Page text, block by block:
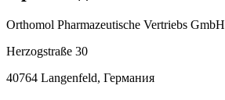
Orthomol Pharmazeutische Vertriebs GmbH
Herzogstraße 30
40764 Langenfeld, Германия